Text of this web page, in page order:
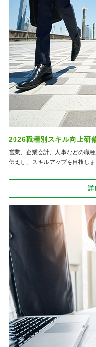
2026職種別スキル向上研
営業、企業会計、人事などの職
伝えし、スキルアップを目指しま
詳